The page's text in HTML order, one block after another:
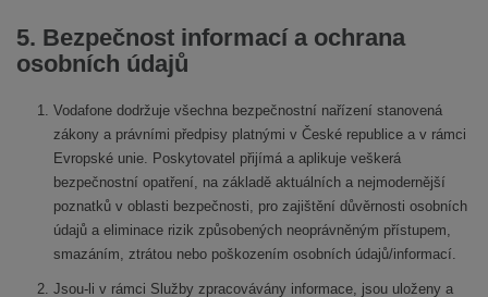
5. Bezpečnost informací a ochrana
osobních údajů
Vodafone dodržuje všechna bezpečnostní nařízení stanovená
zákony a právními předpisy platnými v České republice a v rámci
Evropské unie. Poskytovatel přijímá a aplikuje veškerá
bezpečnostní opatření, na základě aktuálních a nejmodernější
poznatků v oblasti bezpečnosti, pro zajištění důvěrnosti osobních
údajů a eliminace rizik způsobených neoprávněným přístupem,
smazáním, ztrátou nebo poškozením osobních údajů/informací.
Jsou-li v rámci Služby zpracovávány informace, jsou uloženy a